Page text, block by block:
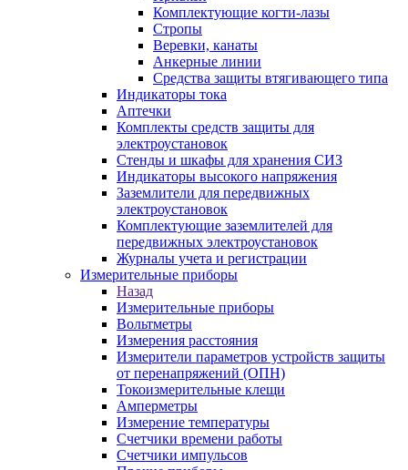
Комплектующие когти-лазы
Стропы
Веревки, канаты
Анкерные линии
Средства защиты втягивающего типа
Индикаторы тока
Аптечки
Комплекты средств защиты для
электроустановок
Стенды и шкафы для хранения СИЗ
Индикаторы высокого напряжения
Заземлители для передвижных
электроустановок
Комплектующие заземлителей для
передвижных электроустановок
Журналы учета и регистрации
Измерительные приборы
Назад
Измерительные приборы
Вольтметры
Измерения расстояния
Измерители параметров устройств защиты
от перенапряжений (ОПН)
Токоизмерительные клещи
Амперметры
Измерение температуры
Счетчики времени работы
Счетчики импульсов